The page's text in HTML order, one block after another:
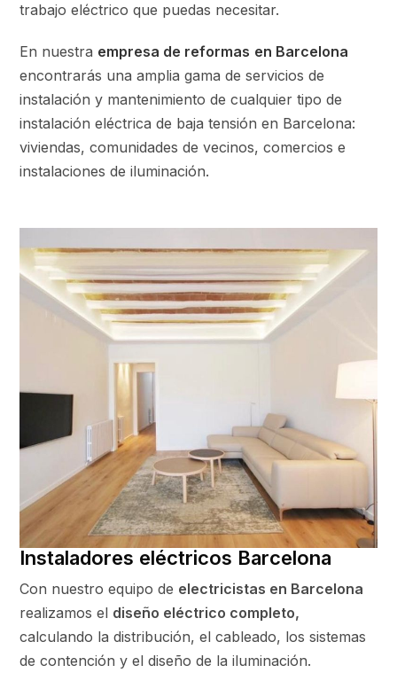
trabajo eléctrico que puedas necesitar.
En nuestra empresa de reformas en Barcelona
encontrarás una amplia gama de servicios de
instalación y mantenimiento de cualquier tipo de
instalación eléctrica de baja tensión en Barcelona:
viviendas, comunidades de vecinos, comercios e
instalaciones de iluminación.
Instaladores eléctricos Barcelona
Con nuestro equipo de electricistas en Barcelona
realizamos el diseño eléctrico completo,
calculando la distribución, el cableado, los sistemas
de contención y el diseño de la iluminación.